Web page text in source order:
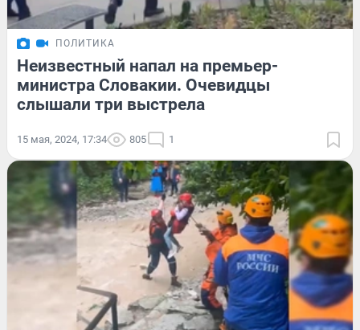
ПОЛИТИКА
Неизвестный напал на премьер-
министра Словакии. Очевидцы
слышали три выстрела
15 мая, 2024, 17:34 805 1